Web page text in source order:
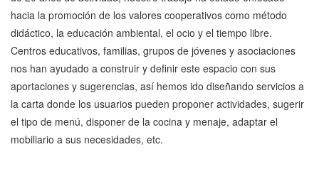
hacia la promoción de los valores cooperativos como método
didáctico, la educación ambiental, el ocio y el tiempo libre.
Centros educativos, familias, grupos de jóvenes y asociaciones
nos han ayudado a construir y definir este espacio con sus
aportaciones y sugerencias, así hemos ido diseñando servicios a
la carta donde los usuarios pueden proponer actividades, sugerir
el tipo de menú, disponer de la cocina y menaje, adaptar el
mobiliario a sus necesidades, etc.